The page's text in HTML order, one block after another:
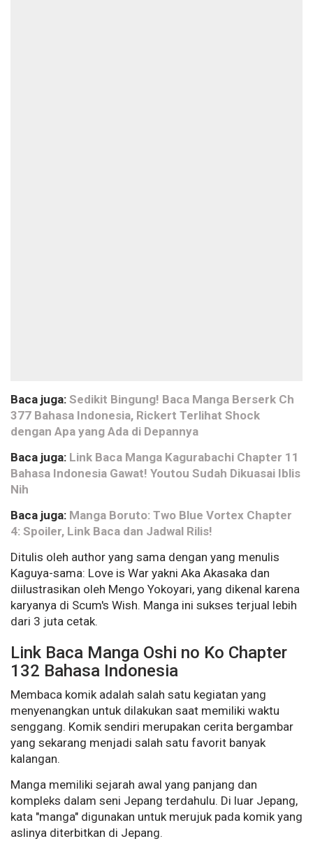
Baca juga: Sedikit Bingung! Baca Manga Berserk Ch
377 Bahasa Indonesia, Rickert Terlihat Shock
dengan Apa yang Ada di Depannya
Baca juga: Link Baca Manga Kagurabachi Chapter 11
Bahasa Indonesia Gawat! Youtou Sudah Dikuasai Iblis
Nih
Baca juga: Manga Boruto: Two Blue Vortex Chapter
4: Spoiler, Link Baca dan Jadwal Rilis!
Ditulis oleh author yang sama dengan yang menulis
Kaguya-sama: Love is War yakni Aka Akasaka dan
diilustrasikan oleh Mengo Yokoyari, yang dikenal karena
karyanya di Scum's Wish. Manga ini sukses terjual lebih
dari 3 juta cetak.
Link Baca Manga Oshi no Ko Chapter
132 Bahasa Indonesia
Membaca komik adalah salah satu kegiatan yang
menyenangkan untuk dilakukan saat memiliki waktu
senggang. Komik sendiri merupakan cerita bergambar
yang sekarang menjadi salah satu favorit banyak
kalangan.
Manga memiliki sejarah awal yang panjang dan
kompleks dalam seni Jepang terdahulu. Di luar Jepang,
kata "manga" digunakan untuk merujuk pada komik yang
aslinya diterbitkan di Jepang.